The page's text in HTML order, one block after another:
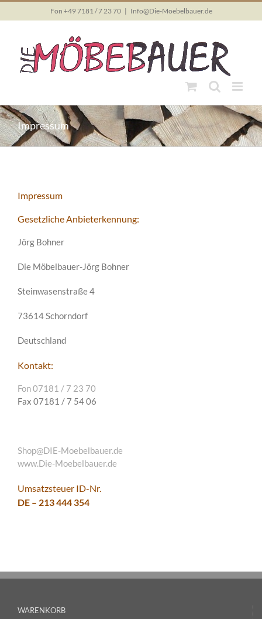
to
Fon +49 7181 / 7 23 70 | Info@Die-Moebelbauer.de
Impressum
Impressum
Gesetzliche Anbieterkennung:
Jörg Bohner
Die Möbelbauer-Jörg Bohner
Steinwasenstraße 4
73614 Schorndorf
Deutschland
Kontakt:
Fon 07181 / 7 23 70
Fax 07181 / 7 54 06
Shop@DIE-Moebelbauer.de
www.Die-Moebelbauer.de
Umsatzsteuer ID-Nr.
DE – 213 444 354
WARENKORB